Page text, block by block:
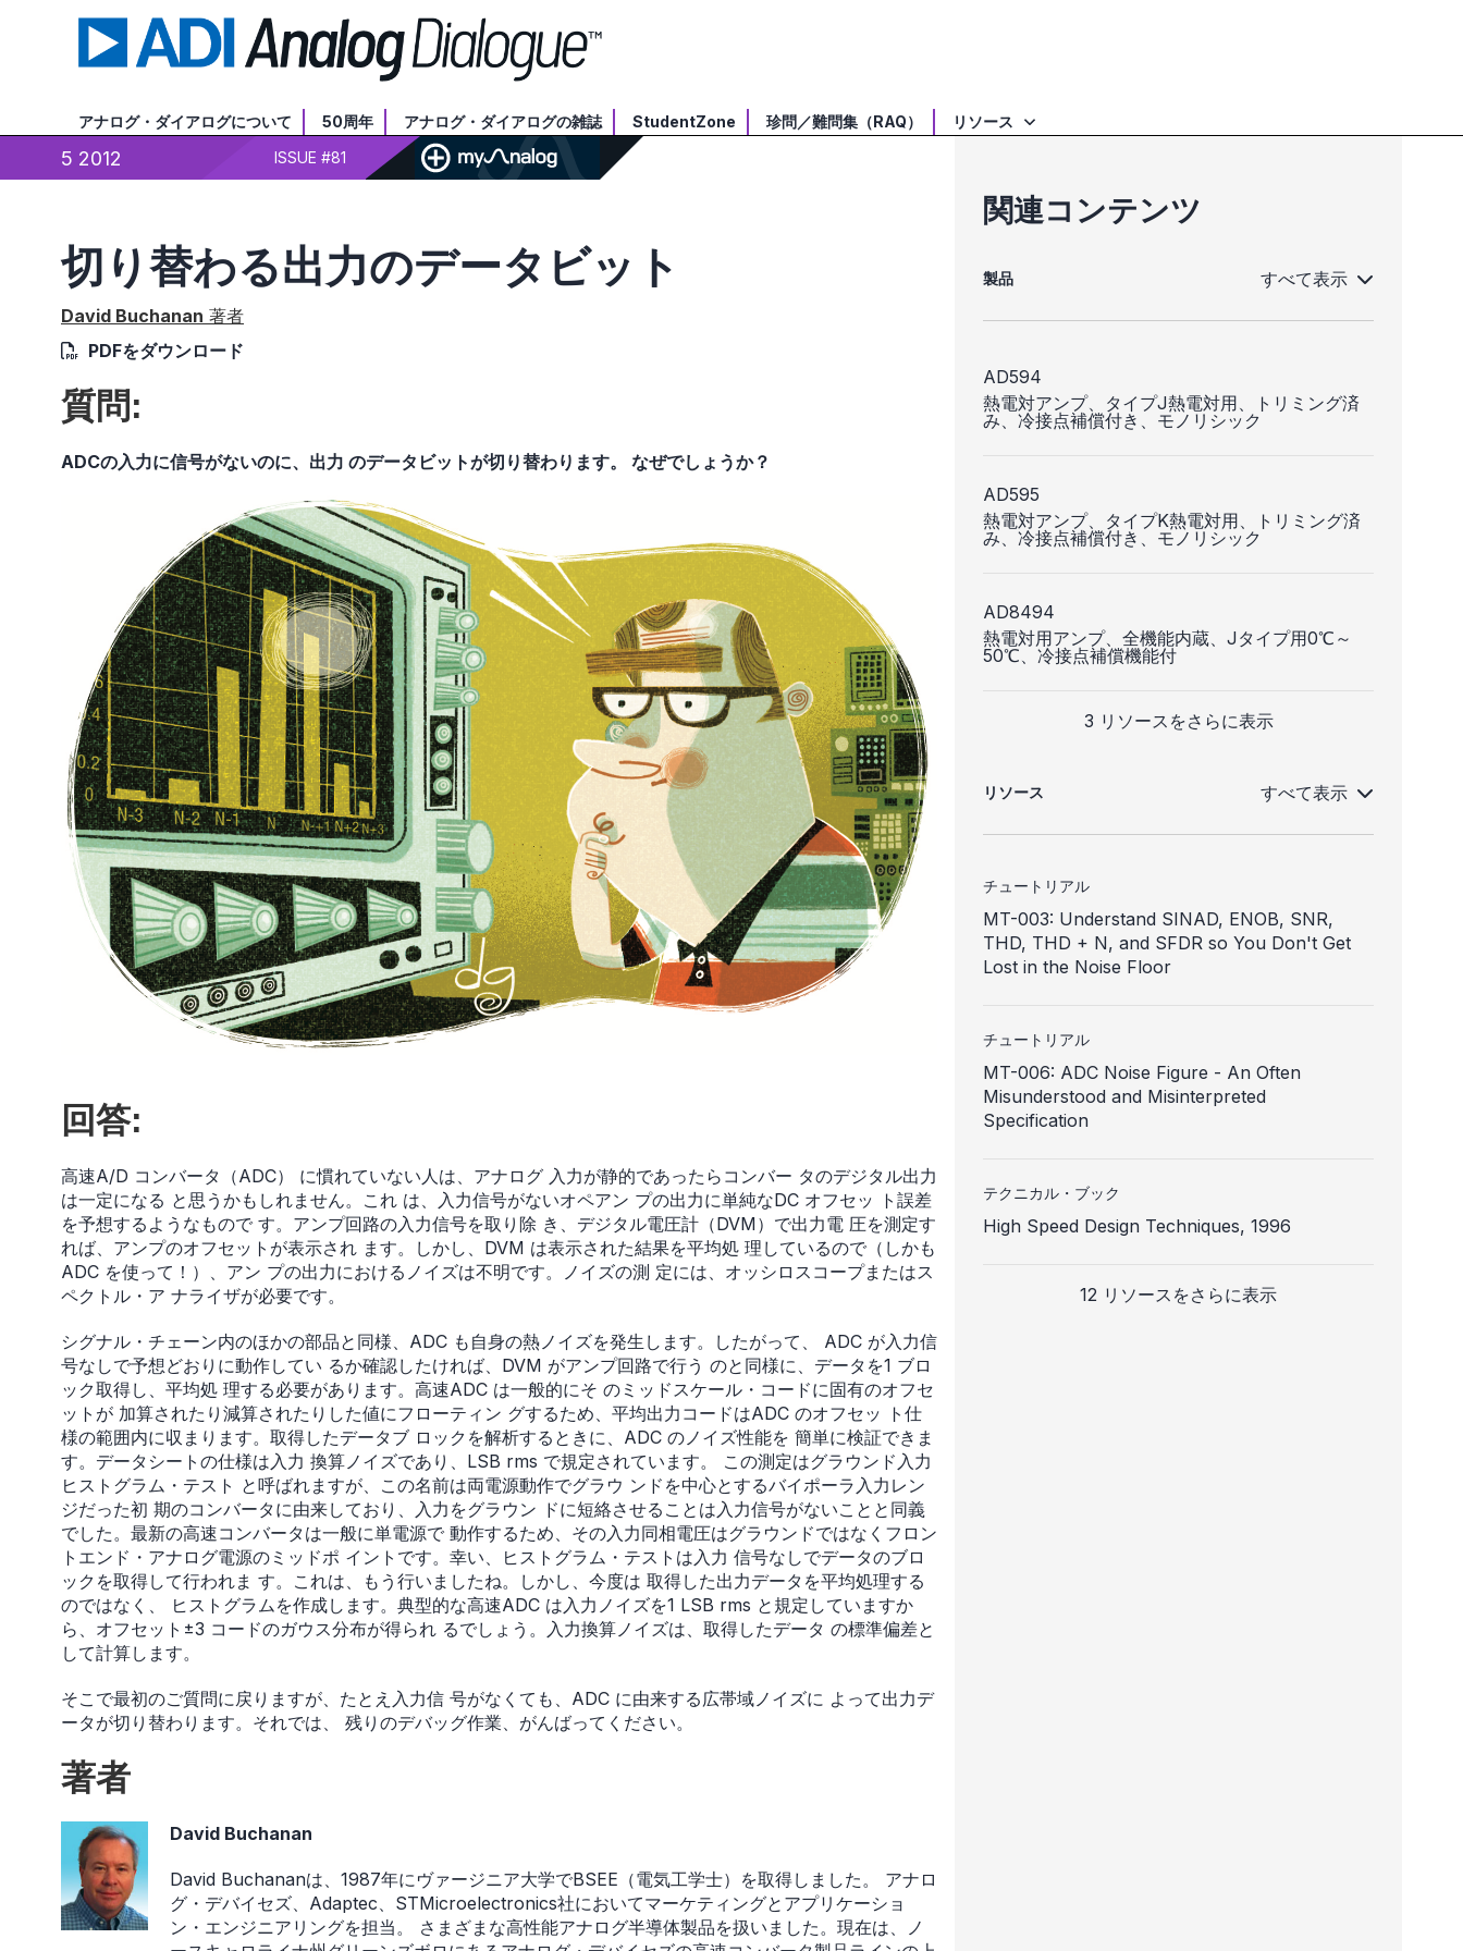
アナログ・ダイアログについて 50周年 アナログ・ダイアログの雑誌 StudentZone 珍問／難問集（RAQ） リソース
5 2012 ISSUE #81
切り替わる出力のデータビット
David Buchanan 著者
PDFをダウンロード
質問:
ADCの入力に信号がないのに、出力 のデータビットが切り替わります。 なぜでしょうか？
回答:
高速A/D コンバータ（ADC） に慣れていない人は、アナログ 入力が静的であったらコンバー タのデジタル出力
は一定になる と思うかもしれません。これ は、入力信号がないオペアン プの出力に単純なDC オフセッ ト誤差
を予想するようなもので す。アンプ回路の入力信号を取り除 き、デジタル電圧計（DVM）で出力電 圧を測定す
れば、アンプのオフセットが表示され ます。しかし、DVM は表示された結果を平均処 理しているので（しかも
ADC を使って！）、アン プの出力におけるノイズは不明です。ノイズの測 定には、オッシロスコープまたはス
ペクトル・ア ナライザが必要です。
シグナル・チェーン内のほかの部品と同様、ADC も自身の熱ノイズを発生します。したがって、 ADC が入力信
号なしで予想どおりに動作してい るか確認したければ、DVM がアンプ回路で行う のと同様に、データを1 ブロ
ック取得し、平均処 理する必要があります。高速ADC は一般的にそ のミッドスケール・コードに固有のオフセ
ットが 加算されたり減算されたりした値にフローティン グするため、平均出力コードはADC のオフセッ ト仕
様の範囲内に収まります。取得したデータブ ロックを解析するときに、ADC のノイズ性能を 簡単に検証できま
す。データシートの仕様は入力 換算ノイズであり、LSB rms で規定されています。 この測定はグラウンド入力
ヒストグラム・テスト と呼ばれますが、この名前は両電源動作でグラウ ンドを中心とするバイポーラ入力レン
ジだった初 期のコンバータに由来しており、入力をグラウン ドに短絡させることは入力信号がないことと同義
でした。最新の高速コンバータは一般に単電源で 動作するため、その入力同相電圧はグラウンドではなくフロン
トエンド・アナログ電源のミッドポ イントです。幸い、ヒストグラム・テストは入力 信号なしでデータのブロ
ックを取得して行われま す。これは、もう行いましたね。しかし、今度は 取得した出力データを平均処理する
のではなく、 ヒストグラムを作成します。典型的な高速ADC は入力ノイズを1 LSB rms と規定していますか
ら、オフセット±3 コードのガウス分布が得られ るでしょう。入力換算ノイズは、取得したデータ の標準偏差と
して計算します。
そこで最初のご質問に戻りますが、たとえ入力信 号がなくても、ADC に由来する広帯域ノイズに よって出力デ
ータが切り替わります。それでは、 残りのデバッグ作業、がんばってください。
著者
David Buchanan
David Buchananは、1987年にヴァージニア大学でBSEE（電気工学士）を取得しました。 アナロ
グ・デバイセズ、Adaptec、STMicroelectronics社においてマーケティングとアプリケーショ
ン・エンジニアリングを担当。 さまざまな高性能アナログ半導体製品を扱いました。現在は、ノ
関連コンテンツ
製品 すべて表示
AD594
熱電対アンプ、タイプJ熱電対用、トリミング済
み、冷接点補償付き、モノリシック
AD595
熱電対アンプ、タイプK熱電対用、トリミング済
み、冷接点補償付き、モノリシック
AD8494
熱電対用アンプ、全機能内蔵、Jタイプ用0℃～
50℃、冷接点補償機能付
3 リソースをさらに表示
リソース すべて表示
チュートリアル
MT-003: Understand SINAD, ENOB, SNR,
THD, THD + N, and SFDR so You Don't Get
Lost in the Noise Floor
チュートリアル
MT-006: ADC Noise Figure - An Often
Misunderstood and Misinterpreted
Specification
テクニカル・ブック
High Speed Design Techniques, 1996
12 リソースをさらに表示